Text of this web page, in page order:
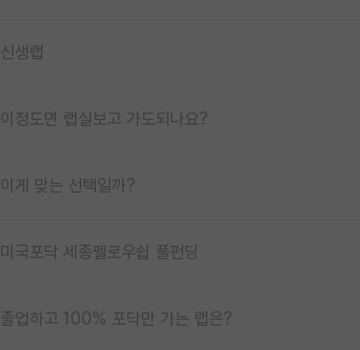
신생랩
이정도면 랩실보고 가도되나요?
이게 맞는 선택일까?
미국포닥 세종펠로우쉽 풀펀딩
졸업하고 100% 포닥만 가는 랩은?